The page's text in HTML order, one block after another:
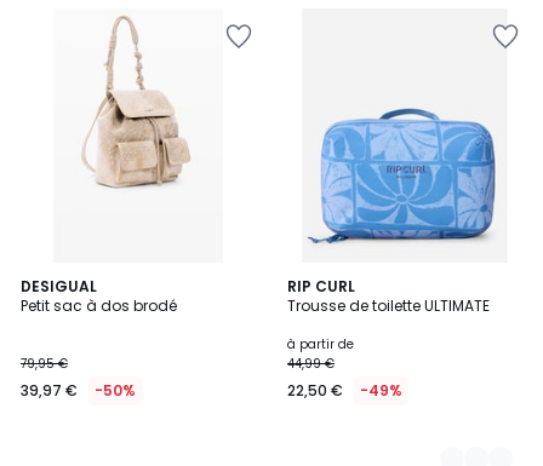
DESIGUAL
Petit sac à dos brodé
79,95 €
39,97 € -50%
RIP CURL
Trousse de toilette ULTIMATE
à partir de
44,99 €
22,50 € -49%
3
Couleurs